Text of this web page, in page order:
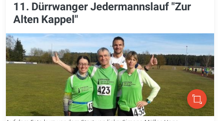
11. Dürrwanger Jedermannslauf "Zur
Alten Kappel"